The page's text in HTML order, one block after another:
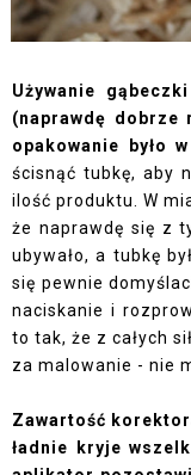
Używanie
(naprawdę dobrze
opakowanie było
ścisnąć tubkę, aby
ilość produktu. W
że naprawdę się z
ubywało, a tubkę
się pewnie
naciskanie i
to tak, że z całych
za malowanie - nie
Zawartość
ładnie kryje